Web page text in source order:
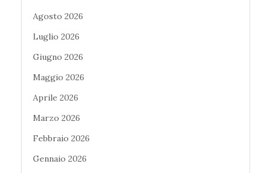
Agosto 2026
Luglio 2026
Giugno 2026
Maggio 2026
Aprile 2026
Marzo 2026
Febbraio 2026
Gennaio 2026